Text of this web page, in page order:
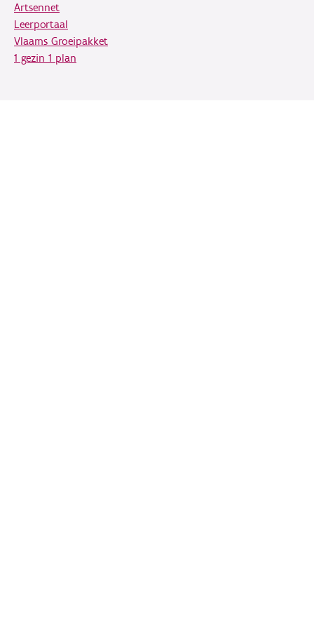
Artsennet
Leerportaal
Vlaams Groeipakket
1 gezin 1 plan